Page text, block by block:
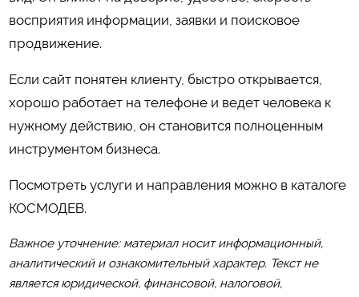
восприятия информации, заявки и поисковое
продвижение.
Если сайт понятен клиенту, быстро открывается,
хорошо работает на телефоне и ведет человека к
нужному действию, он становится полноценным
инструментом бизнеса.
Посмотреть услуги и направления можно в каталоге
КОСМОДЕВ.
Важное уточнение: материал носит информационный,
аналитический и ознакомительный характер. Текст не
является юридической, финансовой, налоговой,